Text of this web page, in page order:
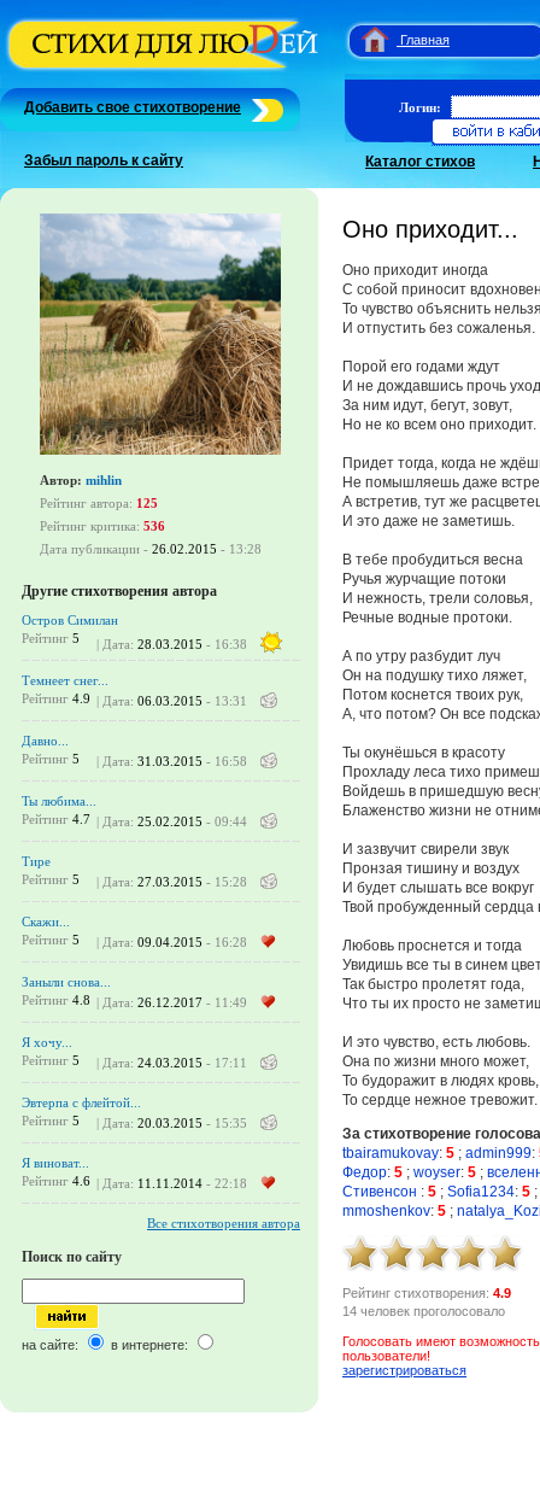
Главная
Добавить свое стихотворение
Забыл пароль к сайту
Логин:
Каталог стихов
Автор: mihlin
Рейтинг автора: 125
Рейтинг критика: 536
Дата публикации - 26.02.2015 - 13:28
Другие стихотворения автора
Остров Симилан
Рейтинг 5 | Дата: 28.03.2015 - 16:38
Темнеет снег...
Рейтинг 4.9 | Дата: 06.03.2015 - 13:31
Давно...
Рейтинг 5 | Дата: 31.03.2015 - 16:58
Ты любима...
Рейтинг 4.7 | Дата: 25.02.2015 - 09:44
Тире
Рейтинг 5 | Дата: 27.03.2015 - 15:28
Скажи...
Рейтинг 5 | Дата: 09.04.2015 - 16:28
Заныли снова...
Рейтинг 4.8 | Дата: 26.12.2017 - 11:49
Я хочу...
Рейтинг 5 | Дата: 24.03.2015 - 17:11
Эвтерпа с флейтой...
Рейтинг 5 | Дата: 20.03.2015 - 15:35
Я виноват...
Рейтинг 4.6 | Дата: 11.11.2014 - 22:18
Все стихотворения автора
Поиск по сайту
на сайте: в интернете:
Оно приходит...
Оно приходит иногда
С собой приносит
То чувство объяснить
И отпустить без сожаленья.
Порой его годами ждут
И не дождавшись прочь
За ним идут, бегут, зовут,
Но не ко всем оно приходит.
Придет тогда, когда не
Не помышляешь даже
А встретив, тут же
И это даже не заметишь.
В тебе пробудиться весна
Ручья журчащие потоки
И нежность, трели соловья,
Речные водные протоки.
А по утру разбудит луч
Он на подушку тихо ляжет,
Потом коснется твоих рук,
А, что потом? Он все
Ты окунёшься в красоту
Прохладу леса тихо
Войдешь в пришедшую
Блаженство жизни не
И зазвучит свирели звук
Пронзая тишину и воздух
И будет слышать все вокруг
Твой пробужденный сердца
Любовь проснется и тогда
Увидишь все ты в синем
Так быстро пролетят года,
Что ты их просто не
И это чувство, есть любовь.
Она по жизни много может,
То будоражит в людях кровь,
То сердце нежное тревожит.
За стихотворение
tbairamukovay: 5 ; admin999:
Федор: 5 ; woyser: 5 ;
Стивенсон : 5 ; Sofia1234: 5 ;
mmoshenkov: 5 ;
Рейтинг стихотворения: 4.9
14 человек проголосовало
Голосовать имеют
пользователи!
зарегистрироваться